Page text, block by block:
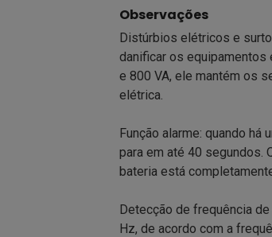
Observações
Distúrbios elétricos e
danificar os equipamentos
e 800 VA, ele mantém os
elétrica.
Função alarme: quando
para em até 40 segundos.
bateria está
Detecção de frequência
Hz, de acordo com a